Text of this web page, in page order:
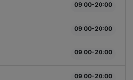
09:00-20:00
09:00-20:00
09:00-20:00
09:00-20:00